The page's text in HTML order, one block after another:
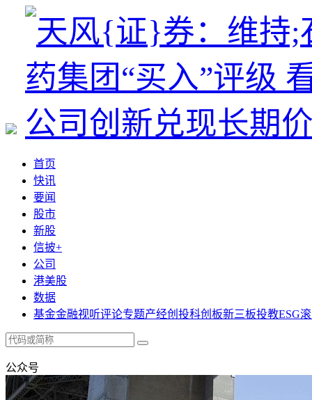
首页
快讯
要闻
股市
新股
信披+
公司
港美股
数据
基金金融视听评论专题产经创投科创板新三板投教ESG
公众号